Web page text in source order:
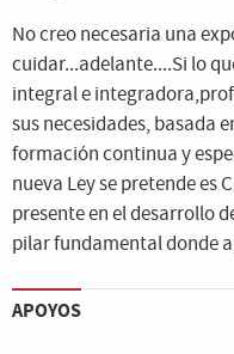
No creo necesaria una
cuidar...adelante....Si lo
integral e
sus necesidades, basada
formación continua y
nueva Ley se pretende es
presente en el desarrollo
pilar fundamental donde
APOYOS